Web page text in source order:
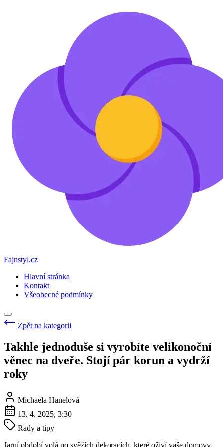
Fajnstyl.cz
Hlavní stránka
Kontakt
Všeobecné podmínky
Zpět na kategorii
Takhle jednoduše si vyrobíte velikonoční
věnec na dveře. Stojí pár korun a vydrží
roky
Michaela Hanelová
13. 4. 2025, 3:30
Rady a tipy
Jarní období volá po svěžích dekoracích, které oživí vaše domovy.